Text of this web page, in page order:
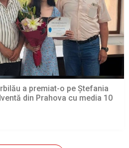
a premiat-o pe Ștefania
din Prahova cu media 10